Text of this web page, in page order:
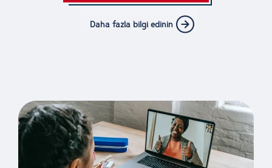
Daha fazla bilgi edinin